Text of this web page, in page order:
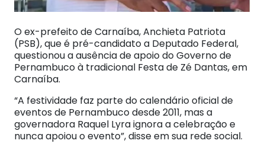
O ex-prefeito de Carnaíba, Anchieta Patriota
(PSB), que é pré-candidato a Deputado Federal,
questionou a ausência de apoio do Governo de
Pernambuco à tradicional Festa de Zé Dantas, em
Carnaíba.
“A festividade faz parte do calendário oficial de
eventos de Pernambuco desde 2011, mas a
governadora Raquel Lyra ignora a celebração e
nunca apoiou o evento”, disse em sua rede social.